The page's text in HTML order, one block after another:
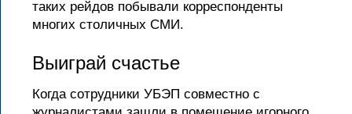
таких рейдов побывали корреспонденты
многих столичных СМИ.
Выиграй счастье
Когда сотрудники УБЭП совместно с